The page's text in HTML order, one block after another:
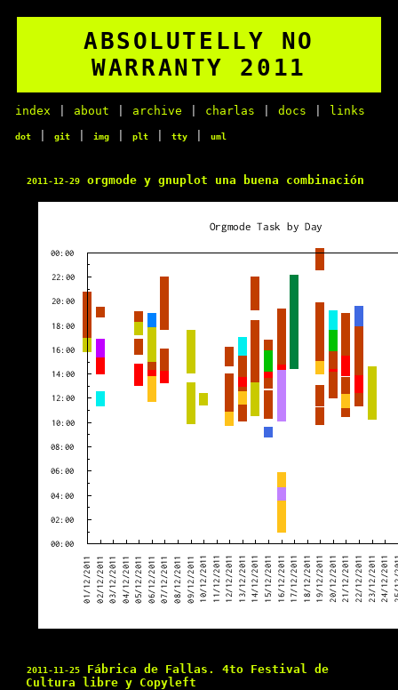
ABSOLUTELLY NO
WARRANTY 2011
index about archive charlas docs links
dot git img plt tty uml
2011-12-29orgmode y gnuplot una buena combinación
2011-11-25Fábrica de Fallas. 4to Festival de
Cultura libre y Copyleft